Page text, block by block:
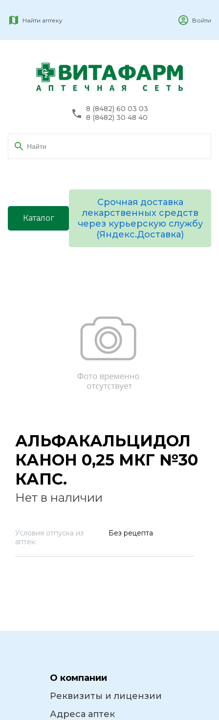
Найти аптеку Войти
8 (8482) 60 03 03
8 (8482) 30 48 40
Каталог
Срочная доставка
лекарственных средств
через курьерскую службу
(Яндекс.Доставка)
АЛЬФАКАЛЬЦИДОЛ
КАНОН 0,25 МКГ №30
КАПС.
Нет в наличии
Условия отпуска из
аптек:
Без рецепта
О компании
Реквизиты и лицензии
Адреса аптек